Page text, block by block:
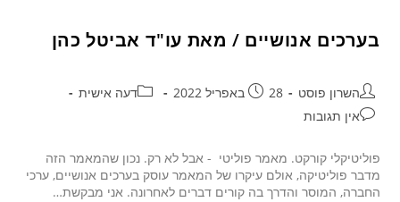
בערכים אנושיים / מאת עו"ד אביטל כהן
השרון פוסט 28 באפריל 2022
דעה אישית
אין תגובות
פוליטיקלי קורקט. מאמר פוליטי - אבל לא רק. נכון שהמאמר הזה
מדבר פוליטיקה, אולם עיקרו של המאמר עוסק בערכים אנושיים, ערכי
החברה, המוסר והדרך בה קורים דברים לאחרונה. אני מבקשת…